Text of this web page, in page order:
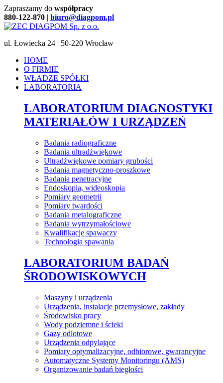
Zapraszamy do współpracy
880-122-870 | biuro@diagpom.pl
ul. Łowiecka 24 | 50-220 Wrocław
HOME
O FIRMIE
WŁADZE SPÓŁKI
LABORATORIA
LABORATORIUM DIAGNOSTYKI
MATERIAŁÓW I URZĄDZEŃ
Badania radiograficzne
Badania ultradźwiękowe
Ultradźwiękowe pomiary grubości
Badania magnetyczno-proszkowe
Badania penetracyjne
Endoskopia, wideoskopia
Pomiary geometrii
Pomiary twardości
Badania metalograficzne
Badania wytrzymałościowe
Kwalifikacje spawaczy
Technologia spawania
LABORATORIUM BADAŃ
ŚRODOWISKOWYCH
Maszyny i urządzenia
Urządzenia, instalacje przemysłowe, zakłady
Środowisko pracy
Wody podziemne i ścieki
Gazy odlotowe
Urządzenia odpylające
Pomiary optymalizacyjne, odbiorowe, gwarancyjne
Automatyczne Systemy Monitoringu (AMS)
Organizowanie badań biegłości